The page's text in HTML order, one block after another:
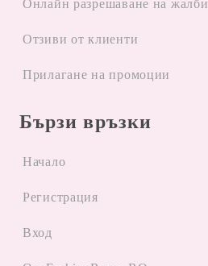
Oнлайн разрешаване на жалби
Отзиви от клиенти
Прилагане на промоции
Бързи връзки
Начало
Регистрация
Вход